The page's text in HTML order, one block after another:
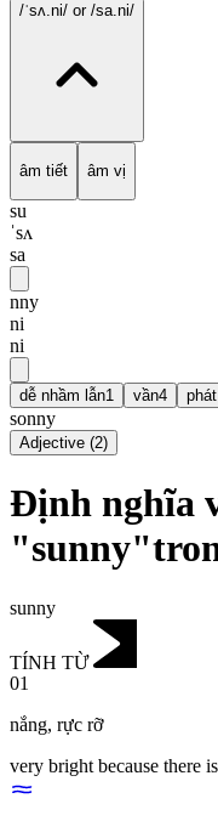
/ˈsʌ.ni/ or /sa.ni/
âm tiết âm vị
su
ˈsʌ
sa
nny
ni
ni
dễ nhầm lẫn1 vần4
sonny
Adjective (2)
Định nghĩa
sunny
TÍNH TỪ
01
nắng, rực rỡ
very bright because there